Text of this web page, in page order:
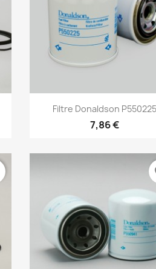
Aperçu rapide
Filtre Donaldson P550225
7,86 €